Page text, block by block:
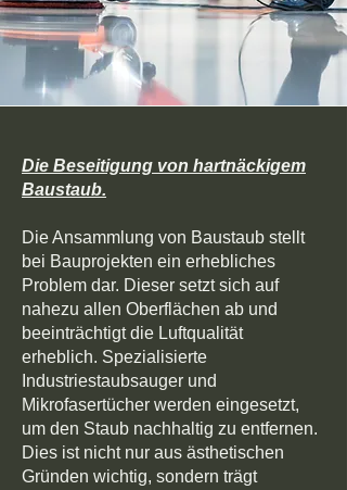
Die Beseitigung von hartnäckigem
Baustaub.
Die Ansammlung von Baustaub stellt
bei Bauprojekten ein erhebliches
Problem dar. Dieser setzt sich auf
nahezu allen Oberflächen ab und
beeinträchtigt die Luftqualität
erheblich. Spezialisierte
Industriestaubsauger und
Mikrofasertücher werden eingesetzt,
um den Staub nachhaltig zu entfernen.
Dies ist nicht nur aus ästhetischen
Gründen wichtig, sondern trägt